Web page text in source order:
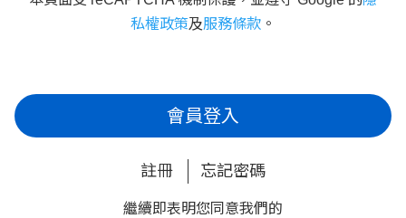
私權政策及服務條款 。
會員登入
註冊 忘記密碼
繼續即表明您同意我們的